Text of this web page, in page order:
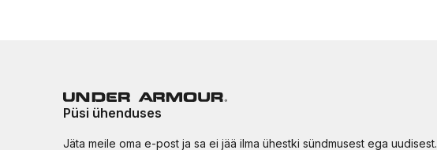
Püsi ühenduses
Jäta meile oma e-post ja sa ei jää ilma ühestki sündmusest ega uudisest.